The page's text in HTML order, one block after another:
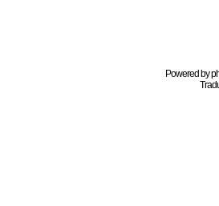
Powered by